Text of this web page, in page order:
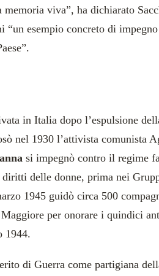
viva”, ha dichiarato
esempio concreto di
in Italia dopo l’espulsione
nel 1930 l’attivista comunista
si impegnò contro il regime
delle donne, prima nei
1945 guidò circa 500
per onorare i quindici
1944.
di Guerra come partigiana